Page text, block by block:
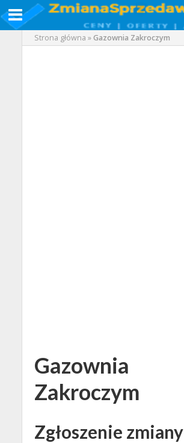
Strona główna »Gazownia Zakroczym
Gazownia
Zakroczym
Zgłoszenie zmiany